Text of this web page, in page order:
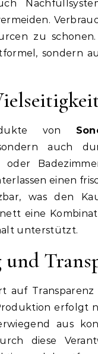
zu
sondern
von
auch
oder
einen
was den
eine
unterstützt.
Transparenz
erfolgt
aus
diese